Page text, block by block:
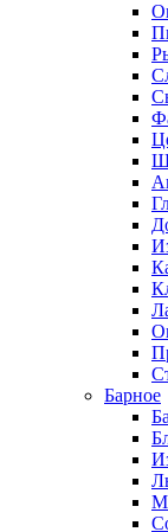
Барное